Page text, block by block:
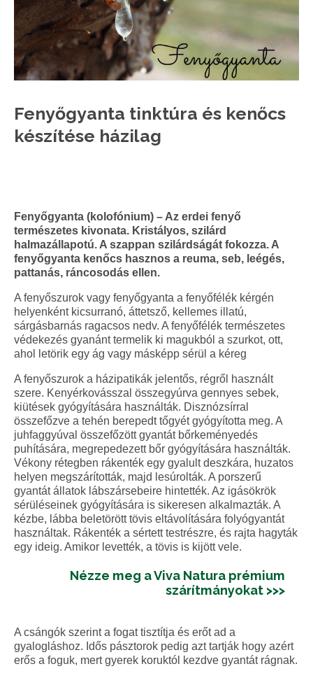
Fenyőgyanta tinktúra és kenőcs
készítése házilag
Fenyőgyanta (kolofónium) – Az erdei fenyő
természetes kivonata. Kristályos, szilárd
halmazállapotú. A szappan szilárdságát fokozza. A
fenyőgyanta kenőcs hasznos a reuma, seb, leégés,
pattanás, ráncosodás ellen.
A fenyőszurok vagy fenyőgyanta a fenyőfélék kérgén
helyenként kicsurranó, áttetsző, kellemes illatú,
sárgásbarnás ragacsos nedv. A fenyőfélék természetes
védekezés gyanánt termelik ki magukból a szurkot, ott,
ahol letörik egy ág vagy másképp sérül a kéreg
A fenyőszurok a házipatikák jelentős, régről használt
szere. Kenyérkovásszal összegyúrva gennyes sebek,
kiütések gyógyítására használták. Disznózsírral
összefőzve a tehén berepedt tőgyét gyógyította meg. A
juhfaggyúval összefőzött gyantát bőrkeményedés
puhítására, megrepedezett bőr gyógyítására használták.
Vékony rétegben rákenték egy gyalult deszkára, huzatos
helyen megszárították, majd lesúrolták. A porszerű
gyantát állatok lábszársebeire hintették. Az igásökrök
sérüléseinek gyógyítására is sikeresen alkalmazták. A
kézbe, lábba beletörött tövis eltávolítására folyógyantát
használtak. Rákenték a sértett testrészre, és rajta hagyták
egy ideig. Amikor levették, a tövis is kijött vele.
Nézze meg a Viva Natura prémium
szárítmányokat >>>
A csángók szerint a fogat tisztítja és erőt ad a
gyalogláshoz. Idős pásztorok pedig azt tartják hogy azért
erős a foguk, mert gyerek koruktól kezdve gyantát rágnak.